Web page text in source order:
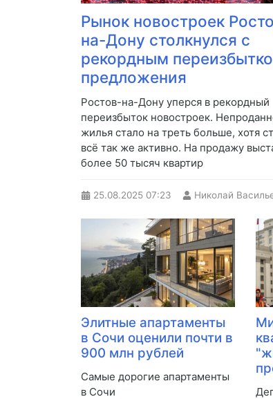
Рынок новостроек
на-Дону столкнулся с
рекордным
предложения
Ростов-на-Дону уперся в рекордный
переизбыток новостроек.
жилья стало на треть больше, хотя
всё так же активно. На продажу
более 50 тысяч квартир
25.08.2025 07:23 Николай
Элитные апартаменты
в Сочи оценили почти в
900 млн рублей
Самые дорогие апартаменты
в Сочи